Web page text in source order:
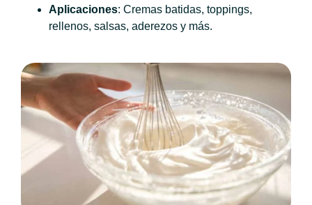
Aplicaciones: Cremas batidas, toppings,
rellenos, salsas, aderezos y más.